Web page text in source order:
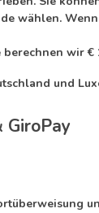
wählen.
wir
und